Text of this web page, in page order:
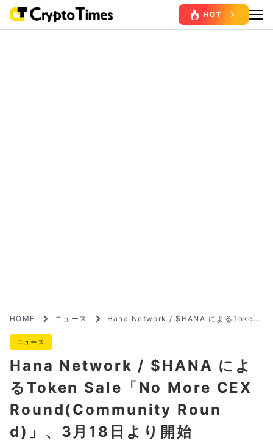
HOME ニュース
Hana Network / $HANA によるToken
ニュース
Hana Network / $HANA によ
るToken Sale「No More CEX
Round(Community Roun
d)」、3月18日より開始